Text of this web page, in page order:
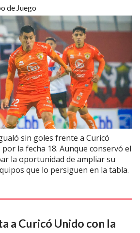
de Juego
sin goles frente a Curicó
la fecha 18. Aunque conservó el
la oportunidad de ampliar su
que lo persiguen en la tabla.
a Curicó Unido con la